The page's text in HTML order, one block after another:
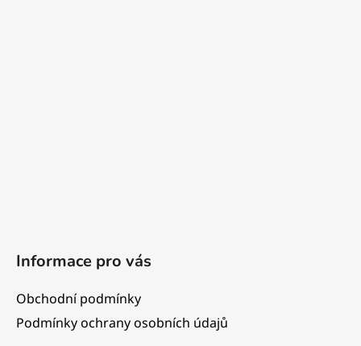
Informace pro vás
Obchodní podmínky
Podmínky ochrany osobních údajů